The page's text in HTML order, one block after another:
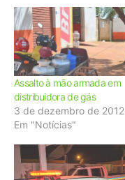
Assalto à mão armada em
distribuidora de gás
3 de dezembro de 2012
Em "Notícias"